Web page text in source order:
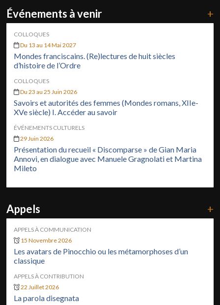
Événements à venir +
COLLOQUES
Du 13 au 14 Mai 2027
Mondes franciscains. (Re)lectures de huit siècles
d’histoire de l’Ordre
COLLOQUES
Du 23 au 25 Juin 2026
Savoirs et autorités des femmes (Mondes romans, XIIe-
XVe siècle) I. Accéder au savoir
ÉVÉNEMENTS CULTURELS
29 Juin 2026
Présentation du recueil « Discomparse » de Gian Maria
Annovi, en dialogue avec Manuele Gragnolati et Martina
Mileto
Appels +
APPELS À COMMUNICATION
15 Novembre 2026
Les avatars de Pinocchio ou les métamorphoses d’un
classique
APPELS À CONTRIBUTION
22 Juillet 2026
La parola disegnata